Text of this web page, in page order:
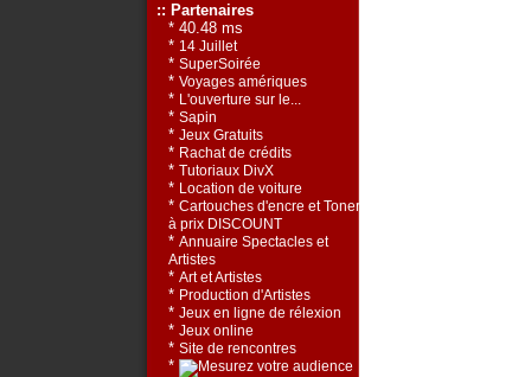
:: Partenaires
* 40.48 ms
* 14 Juillet
* SuperSoirée
* Voyages amériques
* L'ouverture sur le...
* Sapin
* Jeux Gratuits
* Rachat de crédits
* Tutoriaux DivX
* Location de voiture
* Cartouches d'encre et Toners
à prix DISCOUNT
* Annuaire Spectacles et
Artistes
* Art et Artistes
* Production d'Artistes
* Jeux en ligne de rélexion
* Jeux online
* Site de rencontres
*